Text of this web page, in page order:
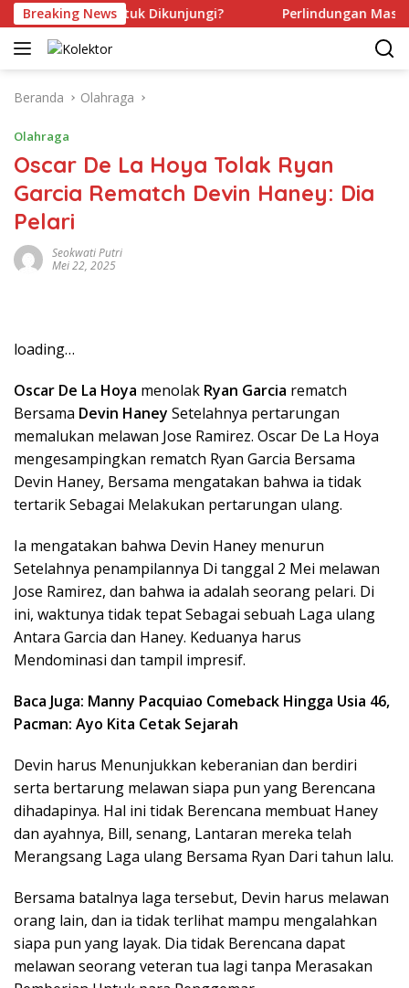
Langsung
ke
konten
Breaking News
Aman Untuk Dikunjungi? Perlindungan Masih Di
Beranda Olahraga
Olahraga
Oscar De La Hoya Tolak Ryan
Garcia Rematch Devin Haney: Dia
Pelari
Seokwati Putri
Mei 22, 2025
loading…
Oscar De La Hoya menolak Ryan Garcia rematch
Bersama Devin Haney Setelahnya pertarungan
memalukan melawan Jose Ramirez. Oscar De La Hoya
mengesampingkan rematch Ryan Garcia Bersama
Devin Haney, Bersama mengatakan bahwa ia tidak
tertarik Sebagai Melakukan pertarungan ulang.
Ia mengatakan bahwa Devin Haney menurun
Setelahnya penampilannya Di tanggal 2 Mei melawan
Jose Ramirez, dan bahwa ia adalah seorang pelari. Di
ini, waktunya tidak tepat Sebagai sebuah Laga ulang
Antara Garcia dan Haney. Keduanya harus
Mendominasi dan tampil impresif.
Baca Juga: Manny Pacquiao Comeback Hingga Usia 46,
Pacman: Ayo Kita Cetak Sejarah
Devin harus Menunjukkan keberanian dan berdiri
serta bertarung melawan siapa pun yang Berencana
dihadapinya. Hal ini tidak Berencana membuat Haney
dan ayahnya, Bill, senang, Lantaran mereka telah
Merangsang Laga ulang Bersama Ryan Dari tahun lalu.
Bersama batalnya laga tersebut, Devin harus melawan
orang lain, dan ia tidak terlihat mampu mengalahkan
siapa pun yang layak. Dia tidak Berencana dapat
melawan seorang veteran tua lagi tanpa Merasakan